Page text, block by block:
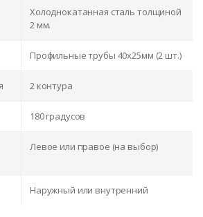
Холоднокатанная сталь толщиной
2 мм.
Профильные трубы 40х25мм (2 шт.)
2 контура
180 градусов
Левое или правое (на выбор)
Наружный или внутренний